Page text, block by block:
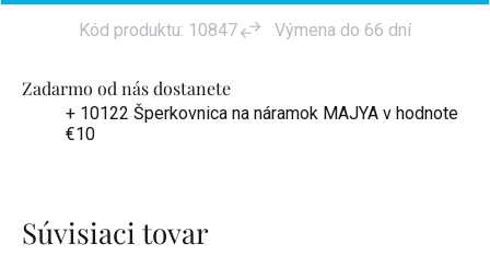
Zadarmo od nás dostanete
+ 10122 Šperkovnica na náramok MAJYA v hodnote
€10
Kód produktu: 10847 Výmena do 66 dní
Súvisiaci tovar